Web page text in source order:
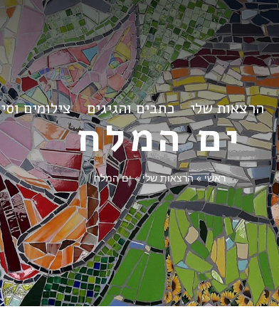
הרצאות שלי כתבים והגיגים צילומים
ים המלח
ראשי » הרצאות שלי » ים המלח